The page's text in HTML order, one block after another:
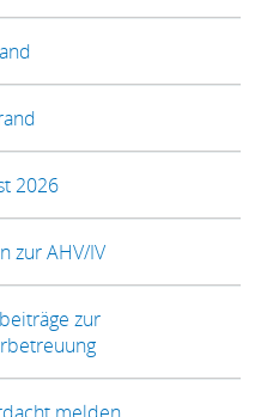
2026
zur AHV/IV
zur